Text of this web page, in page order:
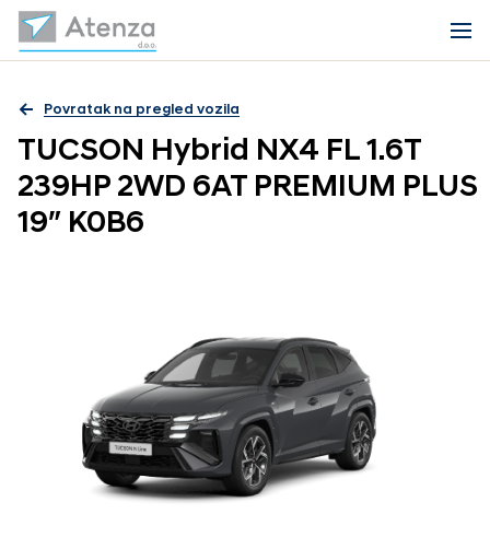
Povratak na pregled vozila
TUCSON Hybrid NX4 FL 1.6T
239HP 2WD 6AT PREMIUM PLUS
19″ K0B6